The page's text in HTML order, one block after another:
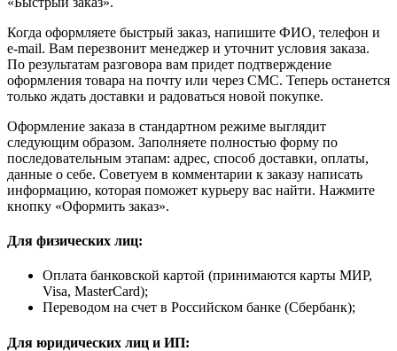
Когда оформляете быстрый заказ, напишите ФИО, телефон и
e-mail. Вам перезвонит менеджер и уточнит условия заказа.
По результатам разговора вам придет подтверждение
оформления товара на почту или через СМС. Теперь останется
только ждать доставки и радоваться новой покупке.
Оформление заказа в стандартном режиме выглядит
следующим образом. Заполняете полностью форму по
последовательным этапам: адрес, способ доставки, оплаты,
данные о себе. Советуем в комментарии к заказу написать
информацию, которая поможет курьеру вас найти. Нажмите
кнопку «Оформить заказ».
Для физических лиц:
Оплата банковской картой (принимаются карты МИР,
Visa, MasterCard);
Переводом на счет в Российском банке (Сбербанк);
Для юридических лиц и ИП: